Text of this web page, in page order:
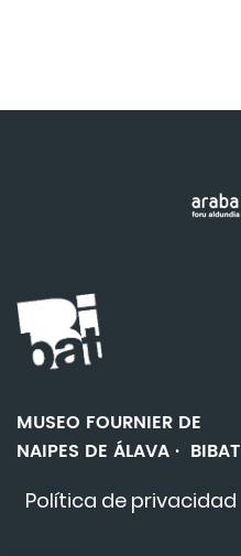
Política de privacidad
MUSEO FOURNIER DE
NAIPES DE ÁLAVA · BIBAT